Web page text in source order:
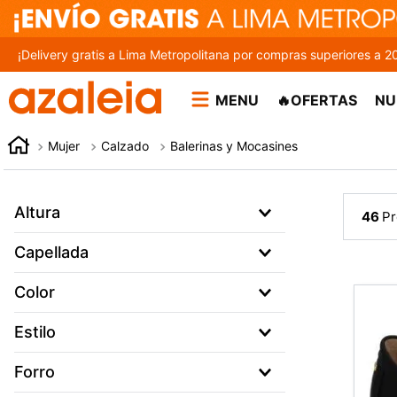
¡Delivery gratis a Lima Metropolitana por compras superiores a
MENU 🔥OFERTAS
Mujer Calzado Balerinas y Mocasines
Altura
1
2
3
4
5
6
Capellada
Pu Poliuretano
Color
Azul
Beige
Blanco
Estilo
Casual
Forro
46